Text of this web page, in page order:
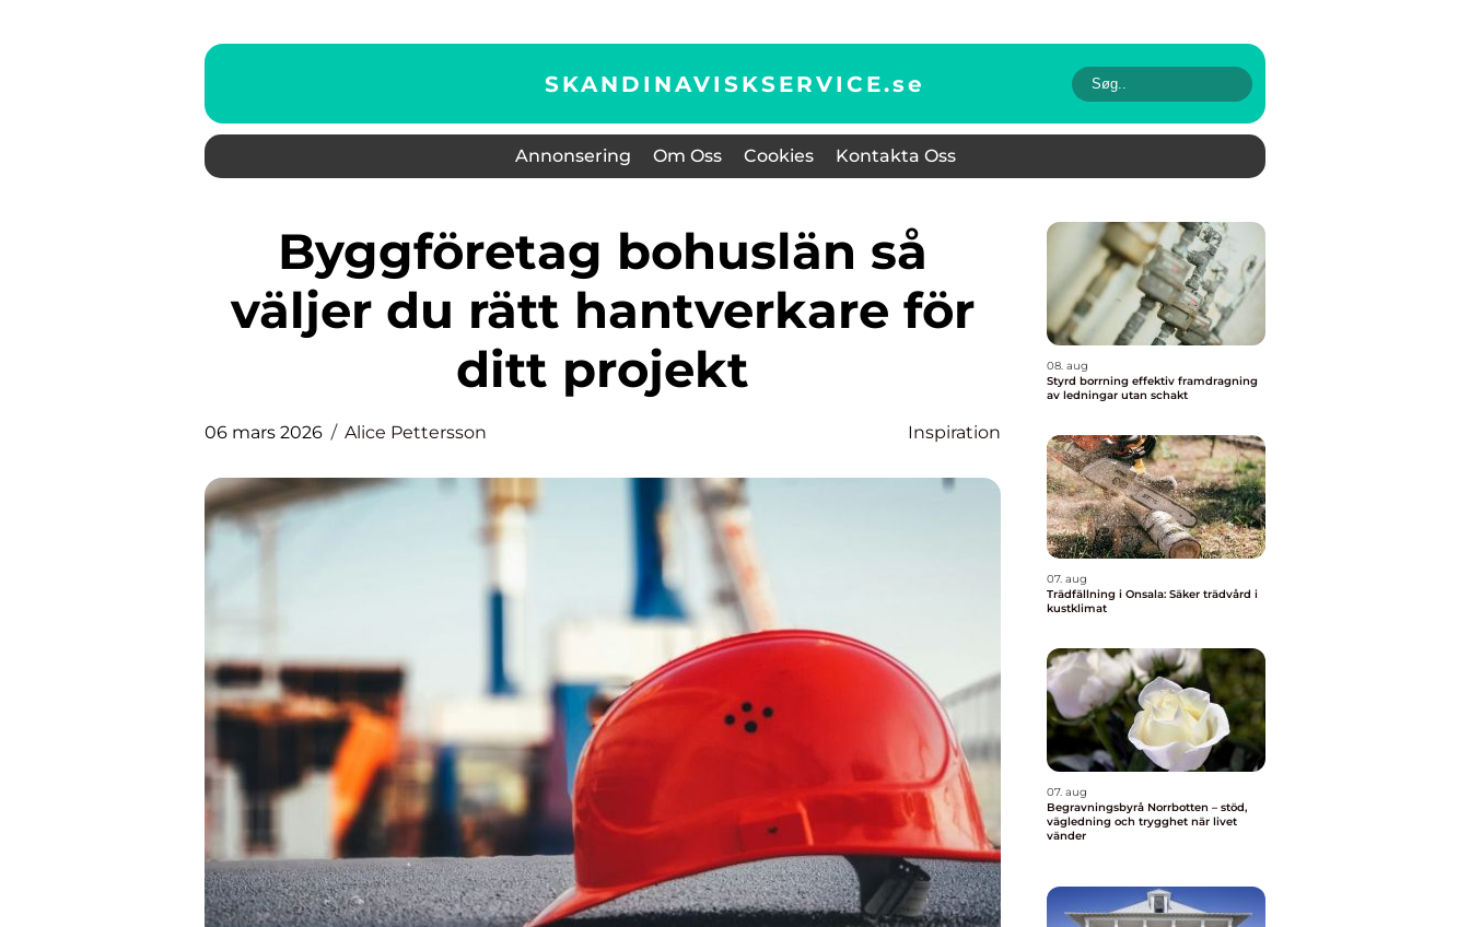
SKANDINAVISKSERVICE.se
Annonsering Om Oss Cookies Kontakta Oss
Byggföretag bohuslän så
väljer du rätt hantverkare för
ditt projekt
06 mars 2026 Alice Pettersson Inspiration
08. aug
Styrd borrning effektiv framdragning
av ledningar utan schakt
07. aug
Trädfällning i Onsala: Säker trädvård i
kustklimat
07. aug
Begravningsbyrå Norrbotten – stöd,
vägledning och trygghet när livet
vänder